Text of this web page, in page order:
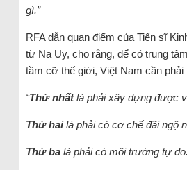
gì.”
RFA dẫn quan điểm của Tiến sĩ
từ Na Uy, cho rằng, để có trung
tầm cỡ thế giới, Việt Nam cần phải
“Thứ nhấtlà phải xây dựng được
Thứ hailà phải có cơ chế đãi ngộ
Thứ ba là phải có môi trường tự do.